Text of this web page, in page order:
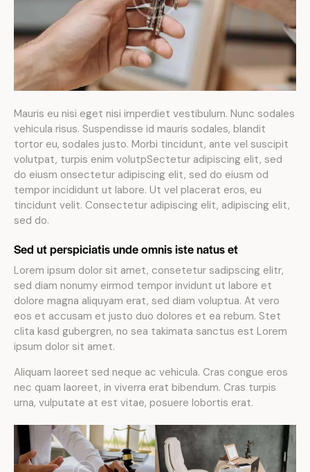
Mauris eu nisi eget nisi imperdiet vestibulum. Nunc sodales
vehicula risus. Suspendisse id mauris sodales, blandit
tortor eu, sodales justo. Morbi tincidunt, ante vel suscipit
volutpat, turpis enim volutpSectetur adipiscing elit, sed
do eiusm onsectetur adipiscing elit, sed do eiusm od
tempor incididunt ut labore. Ut vel placerat eros, eu
tincidunt velit. Consectetur adipiscing elit, adipiscing elit,
sed do.
Sed ut perspiciatis unde omnis iste natus et
Lorem ipsum dolor sit amet, consetetur sadipscing elitr,
sed diam nonumy eirmod tempor invidunt ut labore et
dolore magna aliquyam erat, sed diam voluptua. At vero
eos et accusam et justo duo dolores et ea rebum. Stet
clita kasd gubergren, no sea takimata sanctus est Lorem
ipsum dolor sit amet.
Aliquam laoreet sed neque ac vehicula. Cras congue eros
nec quam laoreet, in viverra erat bibendum. Cras turpis
urna, vulputate at est vitae, posuere lobortis erat.